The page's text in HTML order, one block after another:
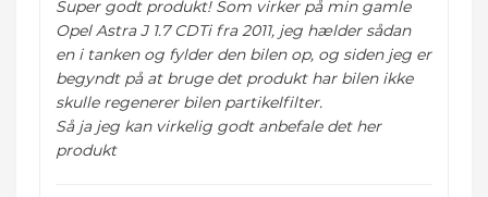
Super godt produkt! Som virker på min gamle
Opel Astra J 1.7 CDTi fra 2011, jeg hælder sådan
en i tanken og fylder den bilen op, og siden jeg er
begyndt på at bruge det produkt har bilen ikke
skulle regenerer bilen partikelfilter.
Så ja jeg kan virkelig godt anbefale det her
produkt